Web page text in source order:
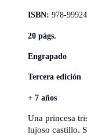
ISBN: 978-
20 págs.
Engrapado
Tercera edición
+ 7 años
Una princesa
lujoso castillo.